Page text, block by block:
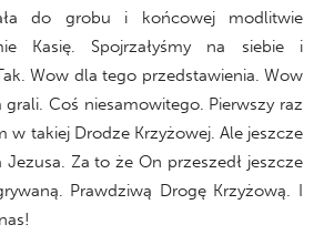
do grobu i końcowej modlitwie
Kasię. Spojrzałyśmy na siebie i
Wow dla tego przedstawienia. Wow
Coś niesamowitego. Pierwszy raz
w takiej Drodze Krzyżowej. Ale jeszcze
Za to że On przeszedł jeszcze
Prawdziwą Drogę Krzyżową. I